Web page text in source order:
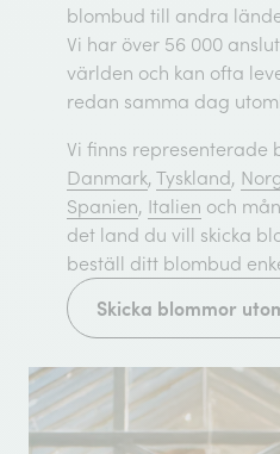
blombud till andra
Vi har över 56 000
världen och kan ofta
redan samma dag
Vi finns representerade
Danmark, Tyskland,
Spanien, Italien och
det land du vill skicka
beställ ditt blombud
Skicka blommor